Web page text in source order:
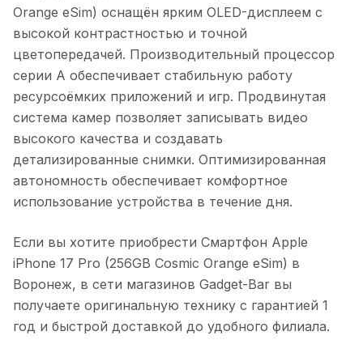
Orange eSim) оснащён ярким OLED-дисплеем с
высокой контрастностью и точной
цветопередачей. Производительный процессор
серии A обеспечивает стабильную работу
ресурсоёмких приложений и игр. Продвинутая
система камер позволяет записывать видео
высокого качества и создавать
детализированные снимки. Оптимизированная
автономность обеспечивает комфортное
использование устройства в течение дня.
Если вы хотите приобрести Смартфон Apple
iPhone 17 Pro (256GB Cosmic Orange eSim) в
Воронеж, в сети магазинов Gadget-Bar вы
получаете оригинальную технику с гарантией 1
год и быстрой доставкой до удобного филиала.